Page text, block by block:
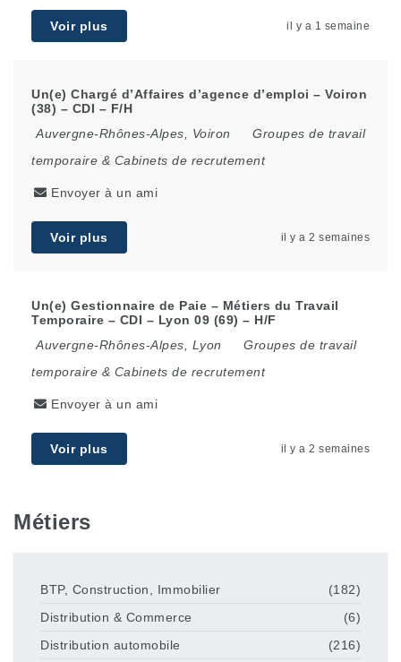
Voir plus il y a 1 semaine
Un(e) Chargé d’Affaires d’agence d’emploi – Voiron
(38) – CDI – F/H
Auvergne-Rhônes-Alpes
Voiron
Groupes de travail
temporaire & Cabinets de recrutement
Envoyer à un ami
Voir plus il y a 2 semaines
Un(e) Gestionnaire de Paie – Métiers du Travail
Temporaire – CDI – Lyon 09 (69) – H/F
Auvergne-Rhônes-Alpes
Lyon
Groupes de travail
temporaire & Cabinets de recrutement
Envoyer à un ami
Voir plus il y a 2 semaines
Métiers
BTP, Construction, Immobilier
(182)
Distribution & Commerce
(6)
Distribution automobile
(216)